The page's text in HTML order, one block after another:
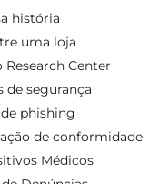
história
uma loja
Research Center
de segurança
phishing
de conformidade
Médicos